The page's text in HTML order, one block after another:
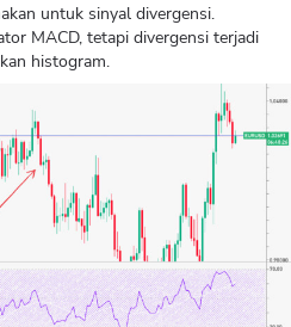
untuk sinyal divergensi.
MACD, tetapi divergensi terjadi
histogram.